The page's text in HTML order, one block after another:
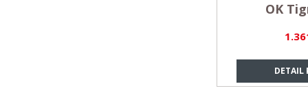
DETAIL
OK